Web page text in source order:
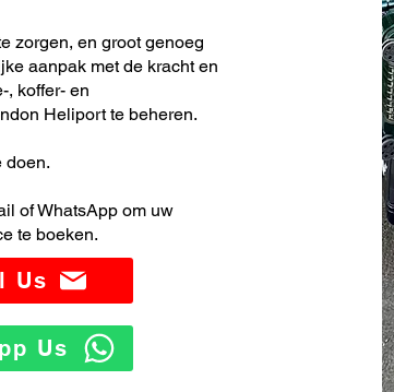
zorgen, en groot genoeg
aanpak met de kracht en
, koffer- en
Heliport te beheren.
doen.
of WhatsApp om uw
te boeken.
Us
Us